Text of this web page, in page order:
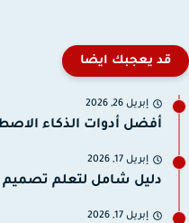
قد يعجبك ايضا
إبريل 26, 2026
أفضل أدوات الذكاء
إبريل 17, 2026
دليل شامل لتعلم تصميم الجرافيك في
إبريل 17, 2026